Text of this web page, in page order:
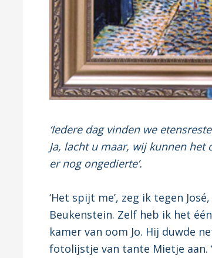
‘Iedere dag vinden we
Ja, lacht u maar, wij kunnen het
er nog ongedierte’.
‘Het spijt me’, zeg ik tegen
Beukenstein. Zelf heb ik het
kamer van oom Jo. Hij duwde
fotolijstje van tante Mietje aan.